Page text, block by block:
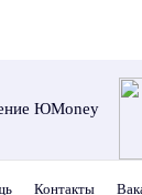
ЮMoney
Контакты